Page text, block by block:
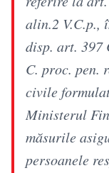
alin.2 V.C.p.,
disp. art. 397
C. proc. pen.
civile
Ministerul
măsurile
persoanele